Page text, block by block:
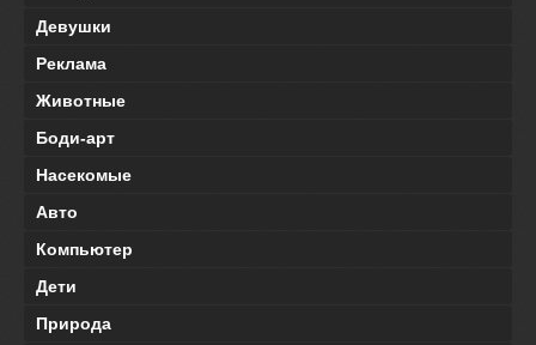
Девушки
Реклама
Животные
Боди-арт
Насекомые
Авто
Компьютер
Дети
Природа